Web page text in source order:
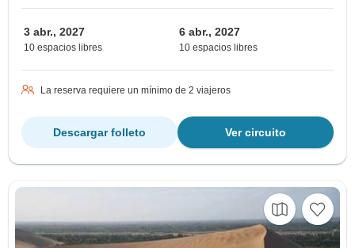
3 abr., 2027
10 espacios libres
6 abr., 2027
10 espacios libres
La reserva requiere un mínimo de 2 viajeros
Ver circuito
Descargar folleto